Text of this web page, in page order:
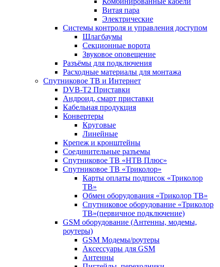
Витая пара
Электрические
Системы контроля и управления доступом
Шлагбаумы
Секционные ворота
Звуковое оповещение
Разъёмы для подключения
Расходные материалы для монтажа
Спутниковое ТВ и Интернет
DVB-Т2 Приставки
Андроид, смарт приставки
Кабельная продукция
Конвертеры
Круговые
Линейные
Крепеж и кронштейны
Соединительные разъемы
Спутниковое ТВ «НТВ Плюс»
Спутниковое ТВ «Триколор»
Карты оплаты подписок «Триколор
ТВ»
Обмен оборудования «Триколор ТВ»
Спутниковое оборудование «Триколор
ТВ»(первичное подключение)
GSM оборудование (Антенны, модемы,
роутеры)
GSM Модемы/роутеры
Аксессуары для GSM
Антенны